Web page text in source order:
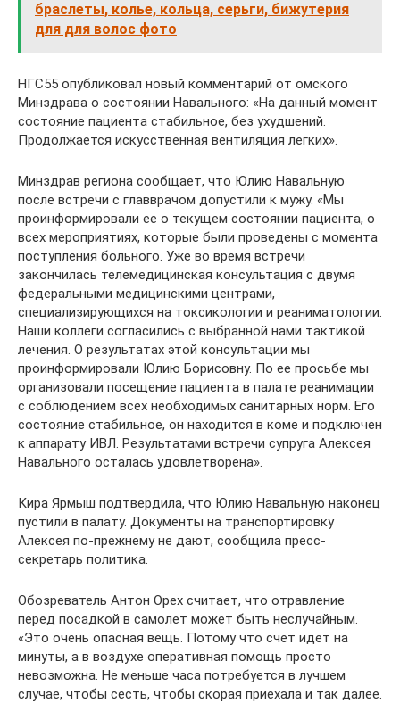
браслеты, колье, кольца, серьги, бижутерия
для для волос фото
НГС55 опубликовал новый комментарий от омского
Минздрава о состоянии Навального: «На данный момент
состояние пациента стабильное, без ухудшений.
Продолжается искусственная вентиляция легких».
Минздрав региона сообщает, что Юлию Навальную
после встречи с главврачом допустили к мужу. «Мы
проинформировали ее о текущем состоянии пациента, о
всех мероприятиях, которые были проведены с момента
поступления больного. Уже во время встречи
закончилась телемедицинская консультация с двумя
федеральными медицинскими центрами,
специализирующихся на токсикологии и реаниматологии.
Наши коллеги согласились с выбранной нами тактикой
лечения. О результатах этой консультации мы
проинформировали Юлию Борисовну. По ее просьбе мы
организовали посещение пациента в палате реанимации
с соблюдением всех необходимых санитарных норм. Его
состояние стабильное, он находится в коме и подключен
к аппарату ИВЛ. Результатами встречи супруга Алексея
Навального осталась удовлетворена».
Кира Ярмыш подтвердила, что Юлию Навальную наконец
пустили в палату. Документы на транспортировку
Алексея по-прежнему не дают, сообщила пресс-
секретарь политика.
Обозреватель Антон Орех считает, что отравление
перед посадкой в самолет может быть неслучайным.
«Это очень опасная вещь. Потому что счет идет на
минуты, а в воздухе оперативная помощь просто
невозможна. Не меньше часа потребуется в лучшем
случае, чтобы сесть, чтобы скорая приехала и так далее.